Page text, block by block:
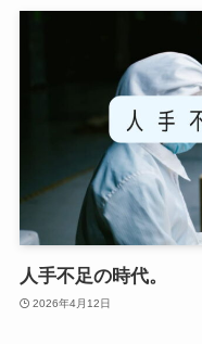
人手不足の時代。
2026年4月12日